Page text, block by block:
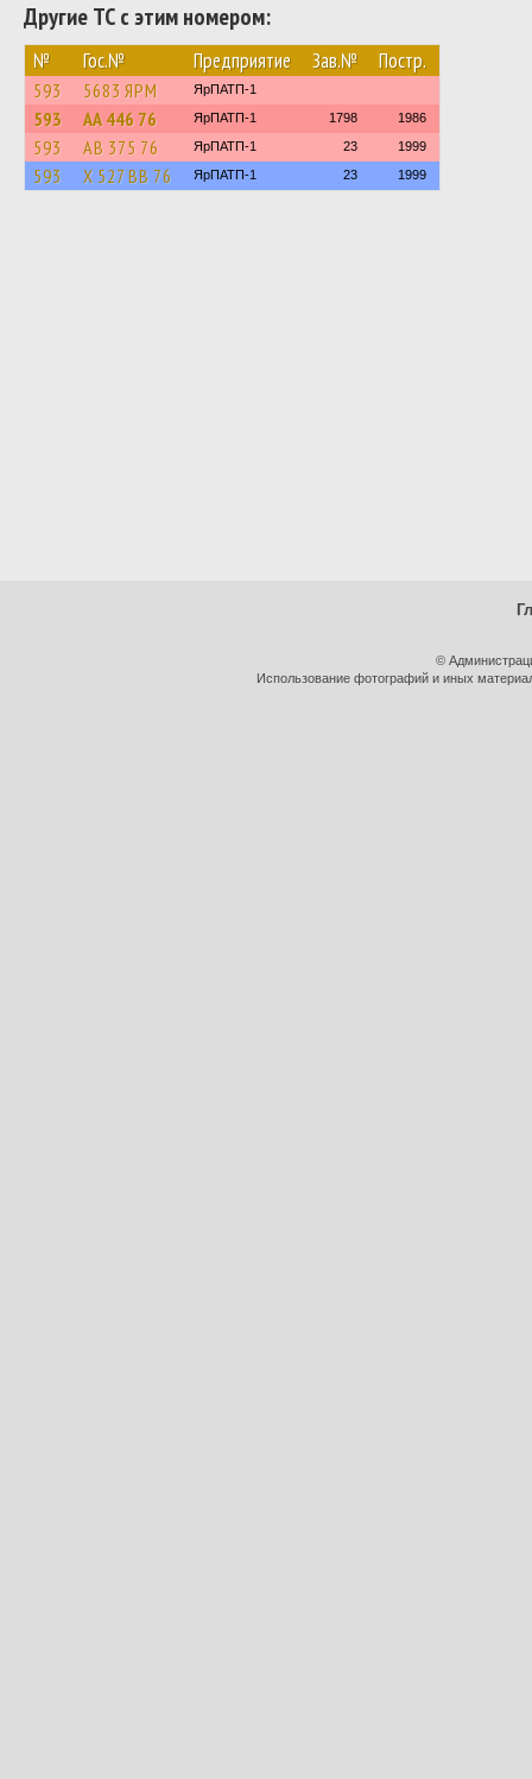
Другие ТС с этим номером:
№ Гос.№ Предприятие Зав.№ Постр.
593 5683 ЯРМ ЯрПАТП-1
593 АА 446 76 ЯрПАТП-1 1798 1986
593 АВ 375 76 ЯрПАТП-1 23 1999
593 Х 527 ВВ 76 ЯрПАТП-1 23 1999
©
Использование фотографий и иных